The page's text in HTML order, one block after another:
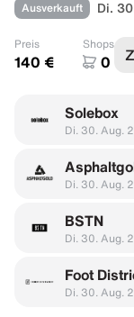
Ausverkauft Di.
Preis
140 €
Shops
0
Solebox
Di. 30. Aug.
Di. 30. Aug.
BSTN
Di. 30. Aug.
Foot
Di. 30. Aug.